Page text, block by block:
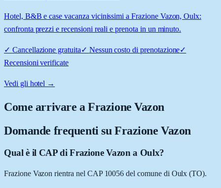
Hotel, B&B e case vacanza vicinissimi a Frazione Vazon, Oulx:
confronta prezzi e recensioni reali e prenota in un minuto.
✓ Cancellazione gratuita✓ Nessun costo di prenotazione✓
Recensioni verificate
Vedi gli hotel →
Come arrivare aFrazione Vazon
Domande frequenti su Frazione Vazon
Qual è il CAP di Frazione Vazon a Oulx?
Frazione Vazon rientra nel CAP 10056 del comune di Oulx (TO).